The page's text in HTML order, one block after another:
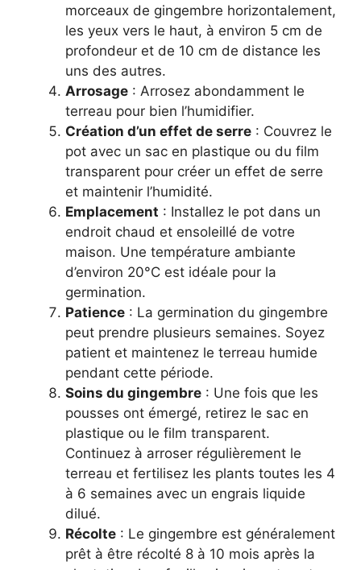
morceaux de gingembre horizontalement,
les yeux vers le haut, à environ 5 cm de
profondeur et de 10 cm de distance les
uns des autres.
Arrosage : Arrosez abondamment le
terreau pour bien l’humidifier.
Création d’un effet de serre : Couvrez le
pot avec un sac en plastique ou du film
transparent pour créer un effet de serre
et maintenir l’humidité.
Emplacement : Installez le pot dans un
endroit chaud et ensoleillé de votre
maison. Une température ambiante
d’environ 20°C est idéale pour la
germination.
Patience : La germination du gingembre
peut prendre plusieurs semaines. Soyez
patient et maintenez le terreau humide
pendant cette période.
Soins du gingembre : Une fois que les
pousses ont émergé, retirez le sac en
plastique ou le film transparent.
Continuez à arroser régulièrement le
terreau et fertilisez les plants toutes les 4
à 6 semaines avec un engrais liquide
dilué.
Récolte : Le gingembre est généralement
prêt à être récolté 8 à 10 mois après la